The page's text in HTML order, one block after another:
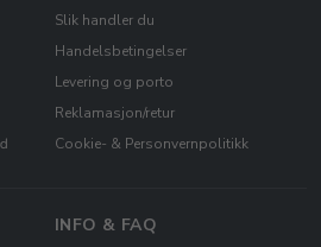
Slik handler du
Handelsbetingelser
Levering og porto
Reklamasjon/retur
Cookie- & Personvernpolitikk
INFO & FAQ